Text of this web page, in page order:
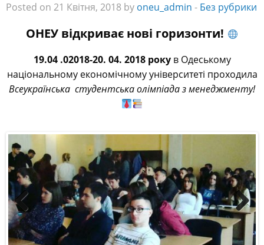
Posted on 21 Квітня, 2018 by oneu_admin - Без рубрики
ОНЕУ відкриває нові горизонти!
19.04 .02018-20. 04. 2018 рокув Одеському
національному економічному університеті проходила
Всеукраїнська студентська олімпіада з менеджменту!
Previous Next